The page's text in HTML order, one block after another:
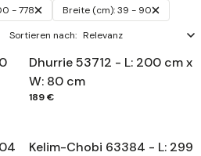
- 778 Breite (cm):39 - 90
Sortieren nach:
Dhurrie 53712 - L: 200 cm x
W: 80 cm
189 €
Kelim-Chobi 63384 - L: 299